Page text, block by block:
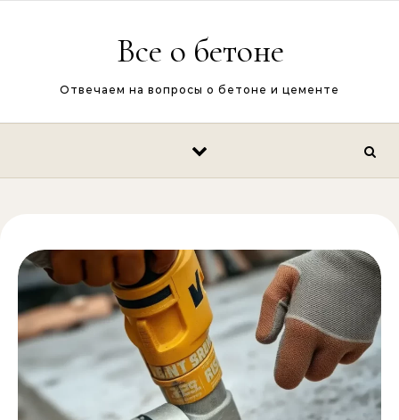
Все о бетоне
Отвечаем на вопросы о бетоне и цементе